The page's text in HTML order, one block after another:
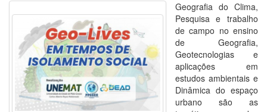
Geografia do Clima,
Pesquisa e trabalho
de campo no ensino
de Geografia,
Geotecnologias e
aplicações em
estudos ambientais e
Dinâmica do espaço
urbano são as